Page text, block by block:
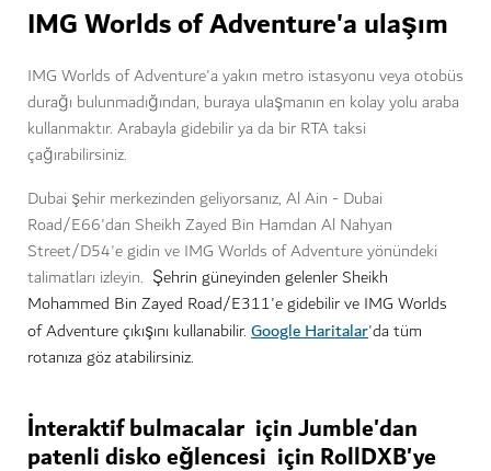
IMG Worlds of Adventure'a ulaşım
IMG Worlds of Adventure'a yakın metro istasyonu veya otobüs
durağı bulunmadığından, buraya ulaşmanın en kolay yolu araba
kullanmaktır. Arabayla gidebilir ya da bir RTA taksi
çağırabilirsiniz.
Dubai şehir merkezinden geliyorsanız, Al Ain - Dubai
Road/E66'dan Sheikh Zayed Bin Hamdan Al Nahyan
Street/D54'e gidin ve IMG Worlds of Adventure yönündeki
talimatları izleyin. Şehrin güneyinden gelenler Sheikh
Mohammed Bin Zayed Road/E311'e gidebilir ve IMG Worlds
of Adventure çıkışını kullanabilir. Google Haritalar'da tüm
rotanıza göz atabilirsiniz.
İnteraktif bulmacalar için Jumble'dan
patenli disko eğlencesi için RollDXB'ye